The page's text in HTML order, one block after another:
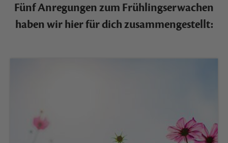
Fünf Anregungen zum Frühlingserwachen
haben wir hier für dich zusammengestellt: